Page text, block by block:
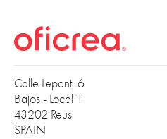
Calle Lepant, 6
Bajos - Local 1
43202 Reus
SPAIN